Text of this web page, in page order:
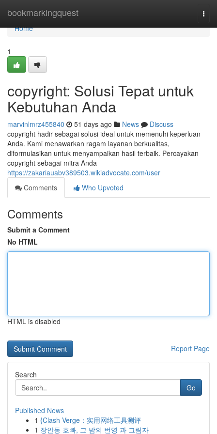
bookmarkingquest
Home
Home
1
copyright: Solusi Tepat untuk
Kebutuhan Anda
marvinlmrz455840 51 days ago News
Discuss
copyright hadir sebagai solusi ideal untuk memenuhi keperluan
Anda. Kami menawarkan ragam layanan berkualitas,
diformulasikan untuk menyampaikan hasil terbaik. Percayakan
copyright sebagai mitra Anda
https://zakariauabv389503.wikiadvocate.com/user
Comments
Who Upvoted
Comments
Submit a Comment
No HTML
HTML is disabled
Report Page
Search
Go
Published News
1 {Clash Verge：实用网络工具测评
1 장안동 호빠, 그 밤의 번영 과 그림자